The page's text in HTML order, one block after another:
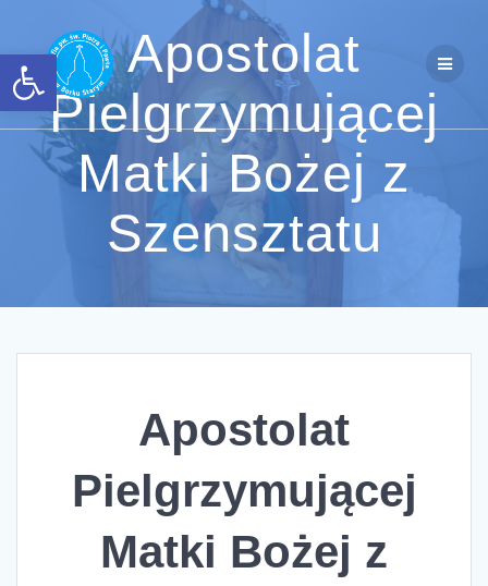
Przejdź
do
treści
Apostolat
Pielgrzymującej
Matki Bożej z
Szensztatu
Apostolat
Pielgrzymującej
Matki Bożej z
Otwórz pasek narzędzi